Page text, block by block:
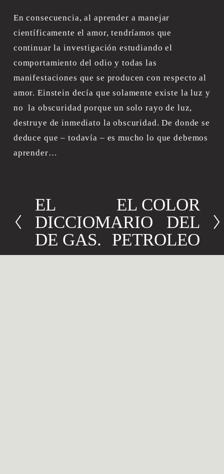
En consecuencia, al aprender a manejar
científicamente el amor, tendríamos que
continuar la investigación estudiando el
comportamiento del odio y todas las
manifestaciones que se producen con respecto al
amor. Einstein decía que solamente existe la luz y
no  la obscuridad porque un solo rayo de luz,
destruye de inmediato la obscuridad. De donde se
deduce que – todavía – es mucho lo que debemos
aprender…
A
n
t
e
EL
DICCIOMARIO
DE GAS.
i
g
u
EL COLOR
DEL
PETROLEO